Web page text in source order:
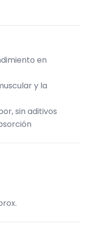
en
y la
sin aditivos